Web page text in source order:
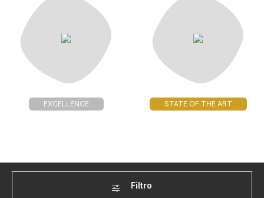
EXCELLENCE STATE OF THE ART
Filtro